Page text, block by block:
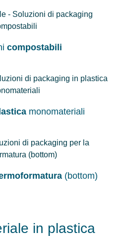
compostabili
monomateriali
(bottom)
in plastica